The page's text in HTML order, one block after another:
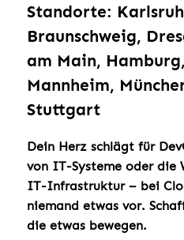
Standorte:
Braunschweig,
am Main,
Mannheim,
Stuttgart
Dein Herz schlägt für
von IT-Systeme oder die
IT-Infrastruktur – bei
niemand etwas vor.
die etwas bewegen.